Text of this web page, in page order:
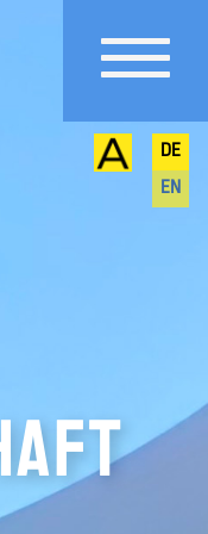
DE
EN